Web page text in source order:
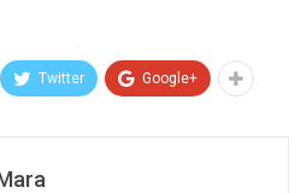
Twitter Google+